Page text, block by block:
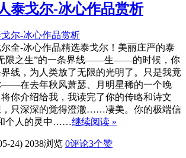
泰戈尔-冰心作品赏析
全-冰心作品精选泰戈尔！美丽庄严的泰
限之生”的一条界线——生——的时候，你
线，为人类放了无限的光明了。只是我竟
——在去年秋风萧瑟、月明星稀的一个晚
你介绍给我，我读完了你的传略和诗文
只深深的觉得澄澈……凄美。你的极端信
个人的灵中……继续阅读 »
24) 2038浏览 0评论3个赞